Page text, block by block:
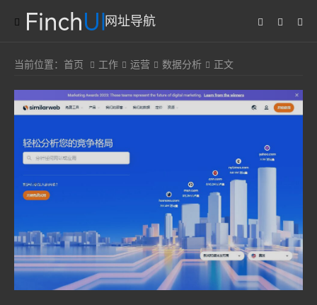
网址导航
当前位置： 首页 工作 运营 数据分析 正文